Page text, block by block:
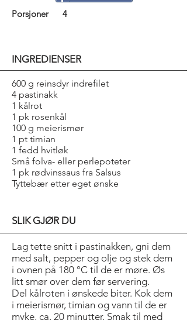
Porsjoner 4
INGREDIENSER
600 g reinsdyr indrefilet
4 pastinakk
1 kålrot
1 pk rosenkål
100 g meierismør
1 pt timian
1 fedd hvitløk
Små folva- eller perlepoteter
1 pk rødvinssaus fra Salsus
Tyttebær etter eget ønske
SLIK GJØR DU
Lag tette snitt i pastinakken, gni dem
med salt, pepper og olje og stek dem
i ovnen på 180 °C til de er møre. Øs
litt smør over dem før servering.
Del kålroten i ønskede biter. Kok dem
i meierismør, timian og vann til de er
myke, ca. 20 minutter. Smak til med